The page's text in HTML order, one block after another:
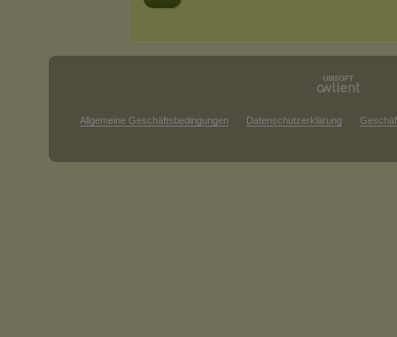
Allgemeine Geschäftsbedingungen Datenschutzerklärung